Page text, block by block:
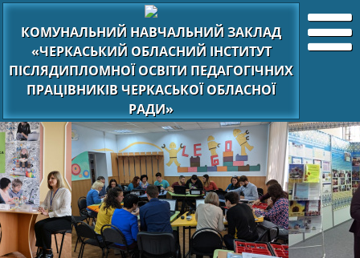
КОМУНАЛЬНИЙ НАВЧАЛЬНИЙ ЗАКЛАД
«ЧЕРКАСЬКИЙ ОБЛАСНИЙ ІНСТИТУТ
ПІСЛЯДИПЛОМНОЇ ОСВІТИ ПЕДАГОГІЧНИХ
ПРАЦІВНИКІВ ЧЕРКАСЬКОЇ ОБЛАСНОЇ
РАДИ»